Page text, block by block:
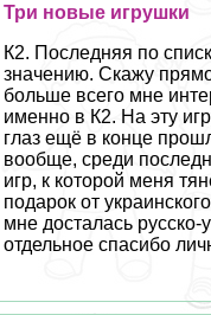
Три новые игрушки
К2. Последняя по
значению. Скажу
больше всего мне
именно в К2. На эту
глаз ещё в конце
вообще, среди
игр, к которой меня
подарок от
мне досталась русско-
отдельное спасибо